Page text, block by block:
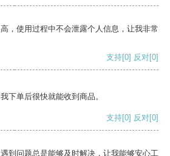
，使用过程中不会泄露个人信息，让我非常
支持[0] 反对[0]
下单后很快就能收到商品。
支持[0] 反对[0]
到问题总是能够及时解决，让我能够安心工